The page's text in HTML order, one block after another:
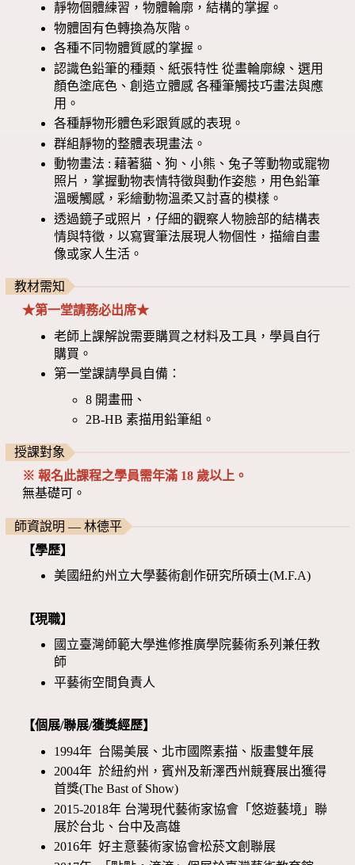
靜物個體練習，物體輪廓，結構的掌握。
物體固有色轉換為灰階。
各種不同物體質感的掌握。
認識色鉛筆的種類、紙張特性 從畫輪廓線、選用
顏色塗底色、創造立體感 各種筆觸技巧畫法與應
用。
各種靜物形體色彩跟質感的表現。
群組靜物的整體表現畫法。
動物畫法 : 藉著貓、狗、小熊、兔子等動物或寵物
照片，掌握動物表情特徵與動作姿態，用色鉛筆
溫暖觸感，彩繪動物溫柔又討喜的模樣。
透過鏡子或照片，仔細的觀察人物臉部的結構表
情與特徵，以寫實筆法展現人物個性，描繪自畫
像或家人生活。
教材需知
★第一堂請務必出席★
老師上課解說需要購買之材料及工具，學員自行
購買。
第一堂課請學員自備：
8 開畫冊、
2B-HB 素描用鉛筆組。
授課對象
※報名此課程之學員需年滿 18 歲以上。
無基礎可。
師資說明 — 林德平
【學歷】
美國紐約州立大學藝術創作研究所碩士(M.F.A)
【現職】
國立臺灣師範大學進修推廣學院藝術系列兼任教
師
平藝術空間負責人
【個展/聯展/獲獎經歷】
1994年 台陽美展、北市國際素描、版畫雙年展
2004年 於紐約州，賓州及新澤西州競賽展出獲得
首獎(The Bast of Show)
2015-2018年 台灣現代藝術家協會「悠遊藝境」聯
展於台北、台中及高雄
2016年 好主意藝術家協會松菸文創聯展